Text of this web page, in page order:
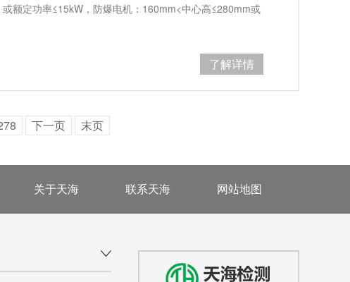
额定功率≤15kW，防爆电机：160mm<中心高≤280mm或
了解详情
下一页 末页
关于天海 联系天海 网站地图